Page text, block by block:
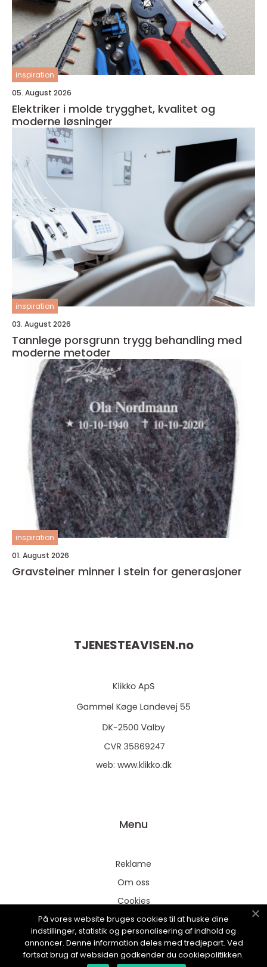
inspiration
05. August 2026
Elektriker i molde trygghet, kvalitet og
moderne løsninger
inspiration
03. August 2026
Tannlege porsgrunn trygg behandling med
moderne metoder
inspiration
01. August 2026
Gravsteiner minner i stein for generasjoner
TJENESTEAVISEN.no
web: www.klikko.dk
Menu
Reklame
Om oss
Cookies
Kontakt Oss
Sitemap
På vores website bruges cookies til at huske dine
indstillinger, statistik og personalisering af indhold og
annoncer. Denne information deles med tredjepart. Ved
fortsat brug af websiden godkender du cookiepolitikken.